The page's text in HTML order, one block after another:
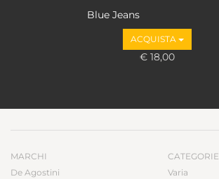
Blue Jeans
ACQUISTA
€ 18,00
MARCHI
De Agostini
CATEGORIE
Varia